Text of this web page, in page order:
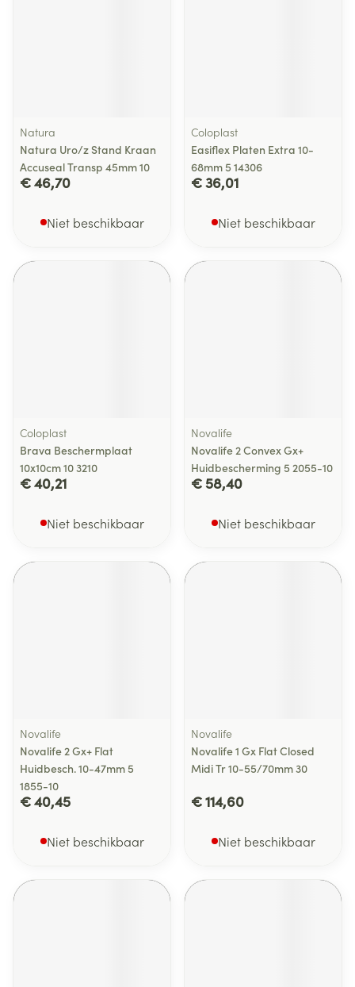
Natura
Natura Uro/z Stand Kraan
Accuseal Transp 45mm 10
€ 46,70
Niet beschikbaar
Coloplast
Easiflex Platen Extra 10-
68mm 5 14306
€ 36,01
Niet beschikbaar
Coloplast
Brava Beschermplaat
10x10cm 10 3210
€ 40,21
Niet beschikbaar
Novalife
Novalife 2 Convex Gx+
Huidbescherming 5 2055-10
€ 58,40
Niet beschikbaar
Novalife
Novalife 2 Gx+ Flat
Huidbesch. 10-47mm 5
1855-10
€ 40,45
Niet beschikbaar
Novalife
Novalife 1 Gx Flat Closed
Midi Tr 10-55/70mm 30
€ 114,60
Niet beschikbaar